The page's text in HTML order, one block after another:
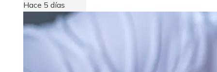
Hace 5 días